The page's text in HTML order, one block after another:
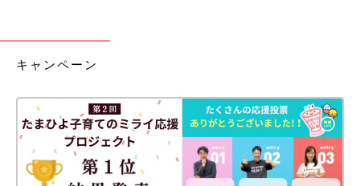
キャンペーン